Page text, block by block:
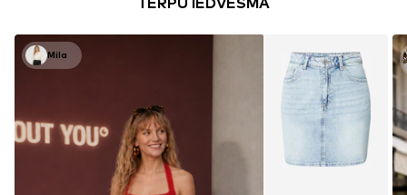
Mila